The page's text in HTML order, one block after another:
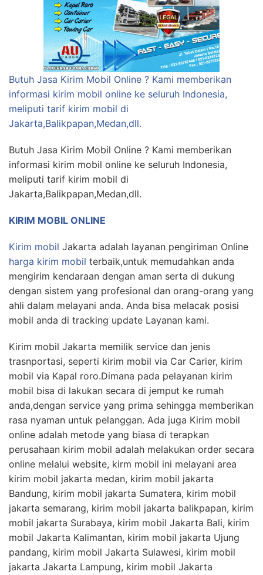
Butuh Jasa Kirim Mobil Online ? Kami memberikan
informasi kirim mobil online ke seluruh Indonesia,
meliputi tarif kirim mobil di
Jakarta,Balikpapan,Medan,dll.
Butuh Jasa Kirim Mobil Online ? Kami memberikan
informasi kirim mobil online ke seluruh Indonesia,
meliputi tarif kirim mobil di
Jakarta,Balikpapan,Medan,dll.
KIRIM MOBIL ONLINE
Kirim mobil Jakarta adalah layanan pengiriman Online
harga kirim mobil terbaik,untuk memudahkan anda
mengirim kendaraan dengan aman serta di dukung
dengan sistem yang profesional dan orang-orang yang
ahli dalam melayani anda. Anda bisa melacak posisi
mobil anda di tracking update Layanan kami.
Kirim mobil Jakarta memilik service dan jenis
trasnportasi, seperti kirim mobil via Car Carier, kirim
mobil via Kapal roro.Dimana pada pelayanan kirim
mobil bisa di lakukan secara di jemput ke rumah
anda,dengan service yang prima sehingga memberikan
rasa nyaman untuk pelanggan. Ada juga Kirim mobil
online adalah metode yang biasa di terapkan
perusahaan kirim mobil adalah melakukan order secara
online melalui website, kirm mobil ini melayani area
kirim mobil jakarta medan, kirim mobil jakarta
Bandung, kirim mobil jakarta Sumatera, kirim mobil
jakarta semarang, kirim mobil jakarta balikpapan, kirim
mobil jakarta Surabaya, kirim mobil Jakarta Bali, kirim
mobil Jakarta Kalimantan, kirim mobil jakarta Ujung
pandang, kirim mobil Jakarta Sulawesi, kirim mobil
jakarta Jakarta Lampung, kirim mobil Jakarta